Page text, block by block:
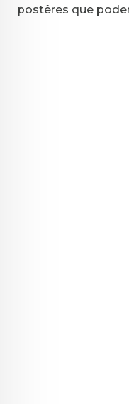
postêres que